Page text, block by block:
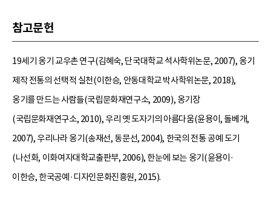
참고문헌
19세기 옹기 교우촌 연구(김혜숙, 단국대학교 석사학위논문, 2007), 옹기
제작 전통의 선택적 실천(이한승, 안동대학교 박사학위논문, 2018),
옹기를 만드는 사람들(국립문화재연구소, 2009), 옹기장
(국립문화재연구소, 2010), 우리 옛 도자기의 아름다움(윤용이, 돌베개,
2007), 우리나라 옹기(송재선, 동문선, 2004), 한국의 전통 공예 도기
(나선화, 이화여자대학교출판부, 2006), 한눈에 보는 옹기(윤용이·
이한승, 한국공예·디자인문화진흥원, 2015).